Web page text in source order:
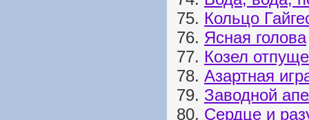
75. Кольцо
76. Ясная голова
77. Козел
78. Азартная
79. Заводной
80. Сердце и